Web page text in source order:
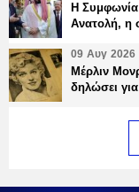
Η Συμφωνία
Ανατολή, η
09 Αυγ 2026
Μέρλιν
δηλώσει